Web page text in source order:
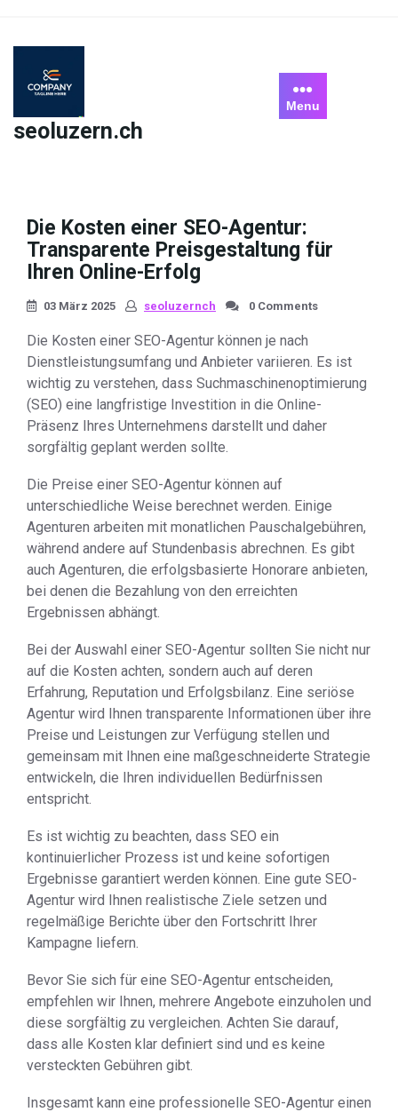
content
seoluzern.ch
Menu
Die Kosten einer SEO-Agentur:
Transparente Preisgestaltung für
Ihren Online-Erfolg
03 März 2025 seoluzernch 0 Comments
Die Kosten einer SEO-Agentur können je nach
Dienstleistungsumfang und Anbieter variieren. Es ist
wichtig zu verstehen, dass Suchmaschinenoptimierung
(SEO) eine langfristige Investition in die Online-
Präsenz Ihres Unternehmens darstellt und daher
sorgfältig geplant werden sollte.
Die Preise einer SEO-Agentur können auf
unterschiedliche Weise berechnet werden. Einige
Agenturen arbeiten mit monatlichen Pauschalgebühren,
während andere auf Stundenbasis abrechnen. Es gibt
auch Agenturen, die erfolgsbasierte Honorare anbieten,
bei denen die Bezahlung von den erreichten
Ergebnissen abhängt.
Bei der Auswahl einer SEO-Agentur sollten Sie nicht nur
auf die Kosten achten, sondern auch auf deren
Erfahrung, Reputation und Erfolgsbilanz. Eine seriöse
Agentur wird Ihnen transparente Informationen über ihre
Preise und Leistungen zur Verfügung stellen und
gemeinsam mit Ihnen eine maßgeschneiderte Strategie
entwickeln, die Ihren individuellen Bedürfnissen
entspricht.
Es ist wichtig zu beachten, dass SEO ein
kontinuierlicher Prozess ist und keine sofortigen
Ergebnisse garantiert werden können. Eine gute SEO-
Agentur wird Ihnen realistische Ziele setzen und
regelmäßige Berichte über den Fortschritt Ihrer
Kampagne liefern.
Bevor Sie sich für eine SEO-Agentur entscheiden,
empfehlen wir Ihnen, mehrere Angebote einzuholen und
diese sorgfältig zu vergleichen. Achten Sie darauf,
dass alle Kosten klar definiert sind und es keine
versteckten Gebühren gibt.
Insgesamt kann eine professionelle SEO-Agentur einen